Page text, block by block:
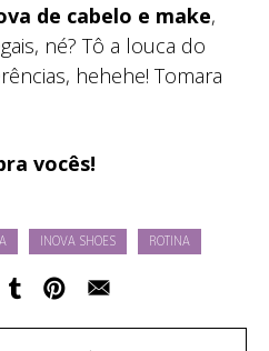
de cabelo e make,
né? Tô a louca do
hehehe! Tomara
vocês!
INOVA SHOES ROTINA